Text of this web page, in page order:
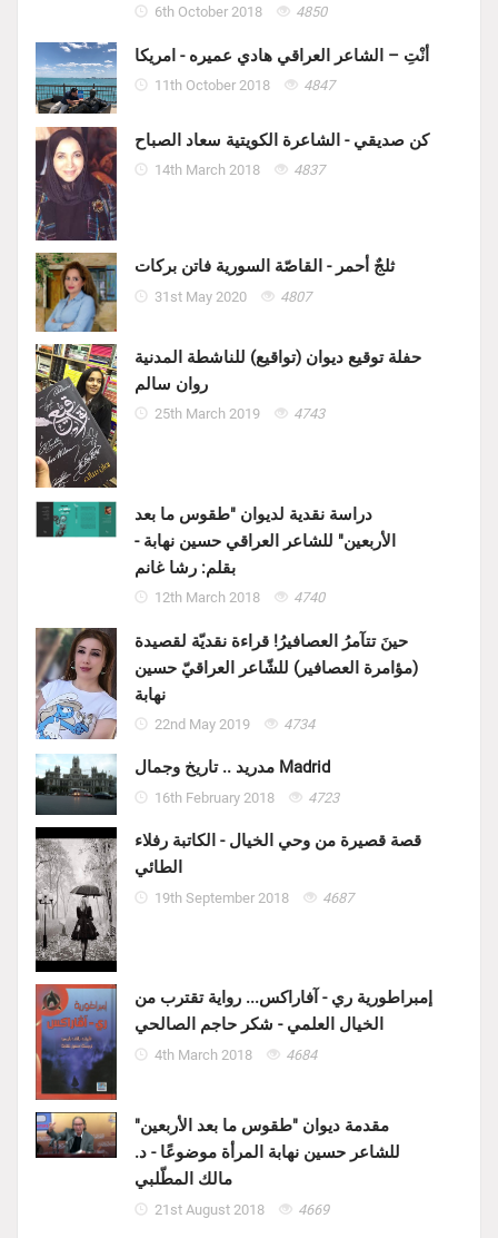
6th October 2018 4850
أنْتِ – الشاعر العراقي هادي عميره - امريكا
11th October 2018 4847
كن صديقي - الشاعرة الكويتية سعاد الصباح
14th March 2018 4837
ثلجٌ أحمر - القاصّة السورية فاتن بركات
31st May 2020 4807
حفلة توقيع ديوان (تواقيع) للناشطة المدنية
روان سالم
25th March 2019 4743
دراسة نقدية لديوان "طقوس ما بعد
الأربعين" للشاعر العراقي حسين نهابة -
بقلم: رشا غانم
12th March 2018 4740
حينَ تتآمرُ العصافيرُ! قراءة نقديّة لقصيدة
(مؤامرة العصافير) للشّاعر العراقيّ حسين
نهابة
22nd May 2019 4734
مدريد .. تاريخ وجمال Madrid
16th February 2018 4723
قصة قصيرة من وحي الخيال - الكاتبة رفلاء
الطائي
19th September 2018 4687
إمبراطورية ري - آفاراكس... رواية تقترب من
الخيال العلمي - شكر حاجم الصالحي
4th March 2018 4684
مقدمة ديوان "طقوس ما بعد الأربعين"
للشاعر حسين نهابة المرأة موضوعًا - د.
مالك المطّلبي
21st August 2018 4669